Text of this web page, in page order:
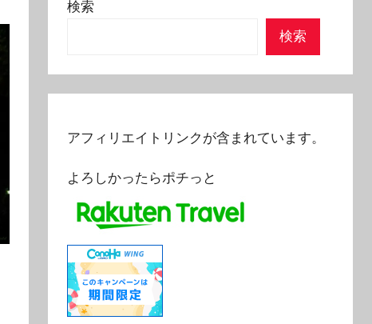
検索
検索
アフィリエイトリンクが含まれています。
よろしかったらポチっと